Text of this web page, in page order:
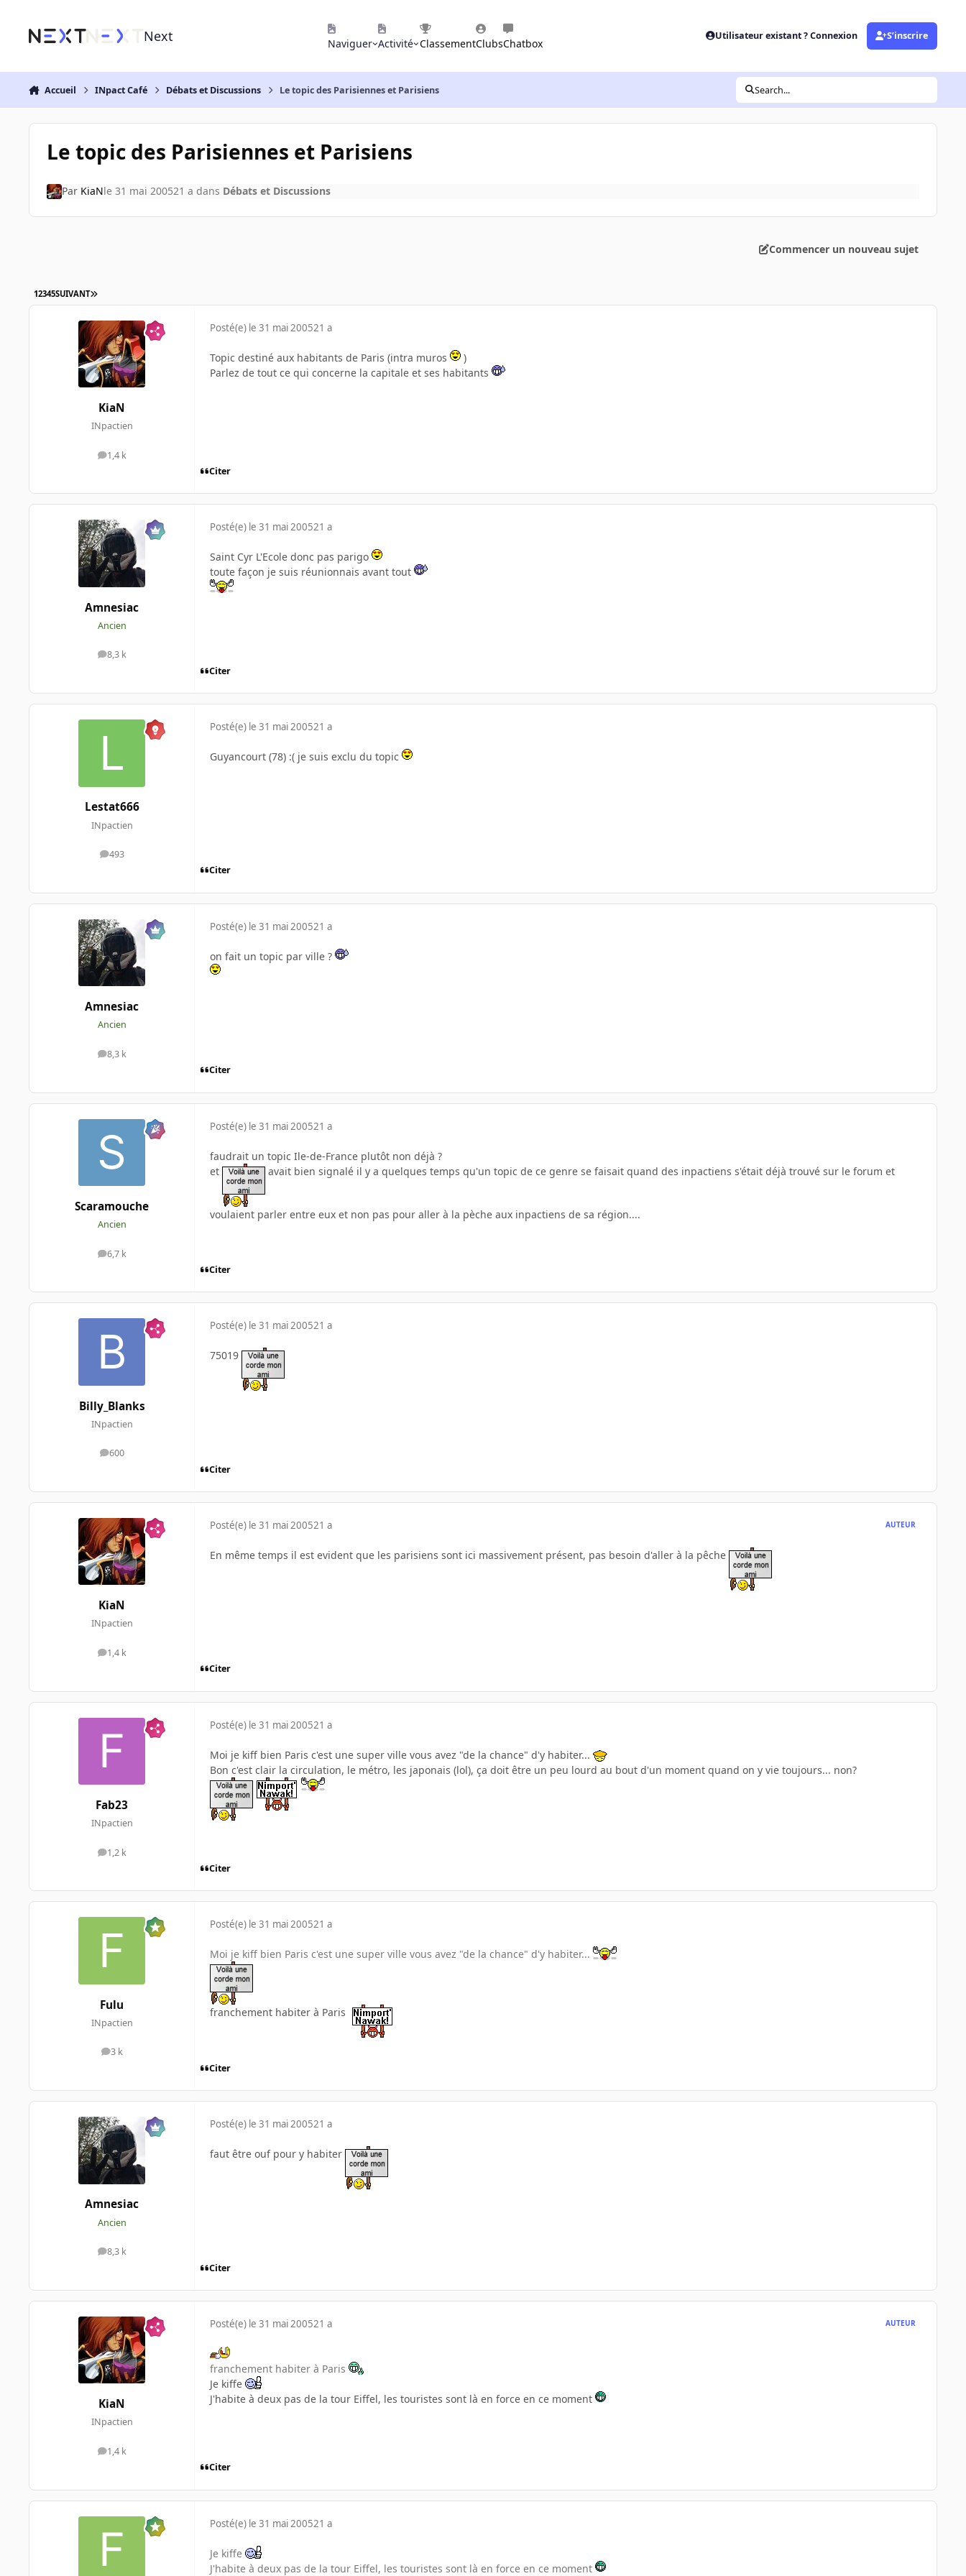
Next Naviguer Activité ClassementClubsChatbox
Utilisateur existant ? Connexion S’inscrire
Accueil INpact Café Débats et Discussions Le topic des Parisiennes et Parisiens Search...
Le topic des Parisiennes et Parisiens
Par KiaNle 31 mai 200521 a dans Débats et Discussions
Commencer un nouveau sujet
12345SUIVANT
KiaN
INpactien
1,4 k
messages
Posté(e) le 31 mai 200521 a
Topic destiné aux habitants de Paris (intra muros
)
Parlez de tout ce qui concerne la capitale et ses habitants
Citer
Amnesiac
Ancien
8,3 k
messages
Posté(e) le 31 mai 200521 a
Saint Cyr L'Ecole donc pas parigo
toute façon je suis réunionnais avant tout
Citer
Lestat666
INpactien
493
messages
Posté(e) le 31 mai 200521 a
Guyancourt (78) :( je suis exclu du topic
Citer
Amnesiac
Ancien
8,3 k
messages
Posté(e) le 31 mai 200521 a
on fait un topic par ville ?
Citer
Scaramouche
Ancien
6,7 k
messages
Posté(e) le 31 mai 200521 a
faudrait un topic Ile-de-France plutôt non déjà ?
et
avait bien signalé il y a quelques temps qu'un topic de ce genre se faisait quand des inpactiens s'était déjà trouvé sur le forum et
voulaient parler entre eux et non pas pour aller à la pèche aux inpactiens de sa région....
Citer
Billy_Blanks
INpactien
600
messages
Posté(e) le 31 mai 200521 a
75019
Citer
KiaN
INpactien
1,4 k
messages
Posté(e) le 31 mai 200521 a AUTEUR
En même temps il est evident que les parisiens sont ici massivement présent, pas besoin d'aller à la pêche
Citer
Fab23
INpactien
1,2 k
messages
Posté(e) le 31 mai 200521 a
Moi je kiff bien Paris c'est une super ville vous avez "de la chance" d'y habiter...
Bon c'est clair la circulation, le métro, les japonais (lol), ça doit être un peu lourd au bout d'un moment quand on y vie toujours... non?
Citer
Fulu
INpactien
3 k
messages
Posté(e) le 31 mai 200521 a
Moi je kiff bien Paris c'est une super ville vous avez "de la chance" d'y habiter...
franchement habiter à Paris
Citer
Amnesiac
Ancien
8,3 k
messages
Posté(e) le 31 mai 200521 a
faut être ouf pour y habiter
Citer
KiaN
INpactien
1,4 k
messages
Posté(e) le 31 mai 200521 a AUTEUR
franchement habiter à Paris
Je kiffe
J'habite à deux pas de la tour Eiffel, les touristes sont là en force en ce moment
Citer
Posté(e) le 31 mai 200521 a
Je kiffe
J'habite à deux pas de la tour Eiffel, les touristes sont là en force en ce moment